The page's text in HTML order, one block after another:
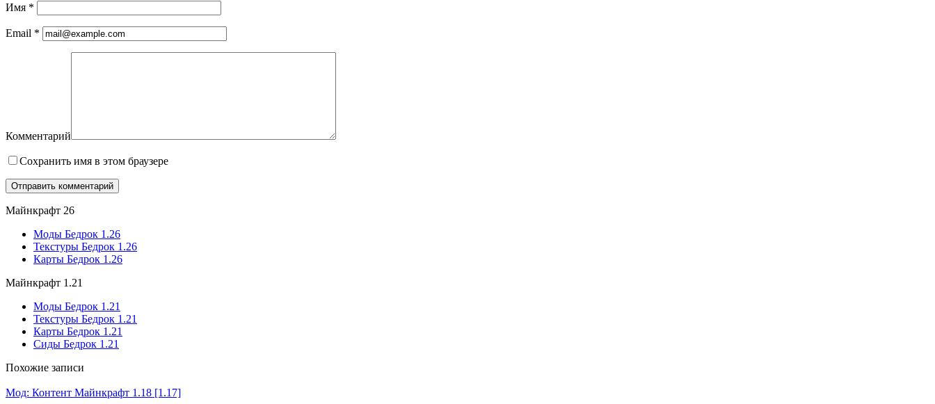
Имя *
Email *
Комментарий
Сохранить имя в этом браузере
Майнкрафт 26
Моды Бедрок 1.26
Текстуры Бедрок 1.26
Карты Бедрок 1.26
Майнкрафт 1.21
Моды Бедрок 1.21
Текстуры Бедрок 1.21
Карты Бедрок 1.21
Сиды Бедрок 1.21
Похожие записи
Мод: Контент Майнкрафт 1.18 [1.17]